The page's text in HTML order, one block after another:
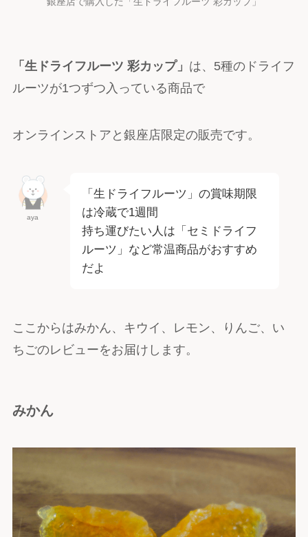
「生ドライフルーツ 彩カップ」 は、5種のドライフ
ルーツが1つずつ入っている商品で
オンラインストアと銀座店限定の販売です。
aya
「生ドライフルーツ」の賞味期限
は冷蔵で1週間
持ち運びたい人は「セミドライフ
ルーツ」など常温商品がおすすめ
だよ
ここからはみかん、キウイ、レモン、りんご、い
ちごのレビューをお届けします。
みかん